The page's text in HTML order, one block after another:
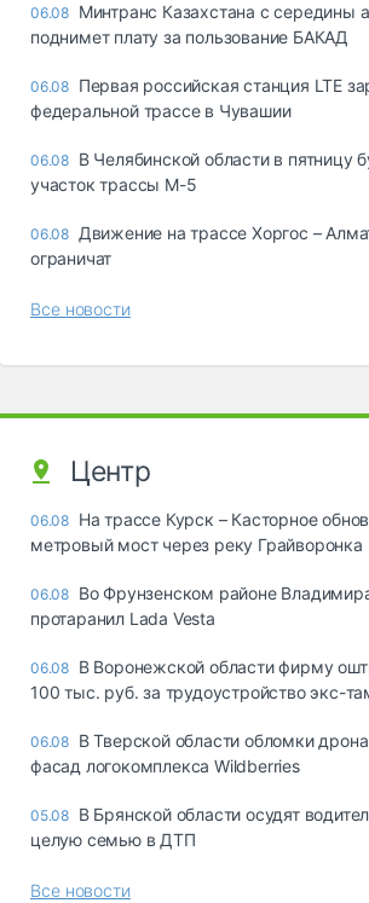
06.08 Минтранс Казахстана с середины
поднимет плату за пользование БАКАД
06.08 Первая российская станция LTE
федеральной трассе в Чувашии
06.08 В Челябинской области в пятницу
участок трассы М-5
06.08 Движение на трассе Хоргос –
ограничат
Все новости
Центр
06.08 На трассе Курск – Касторное
метровый мост через реку Грайворонка
06.08 Во Фрунзенском районе
протаранил Lada Vesta
06.08 В Воронежской области фирму
100 тыс. руб. за трудоустройство экс-
06.08 В Тверской области обломки
фасад логокомплекса Wildberries
05.08 В Брянской области осудят
целую семью в ДТП
Все новости